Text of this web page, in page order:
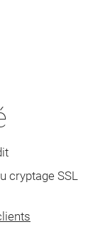
cryptage SSL